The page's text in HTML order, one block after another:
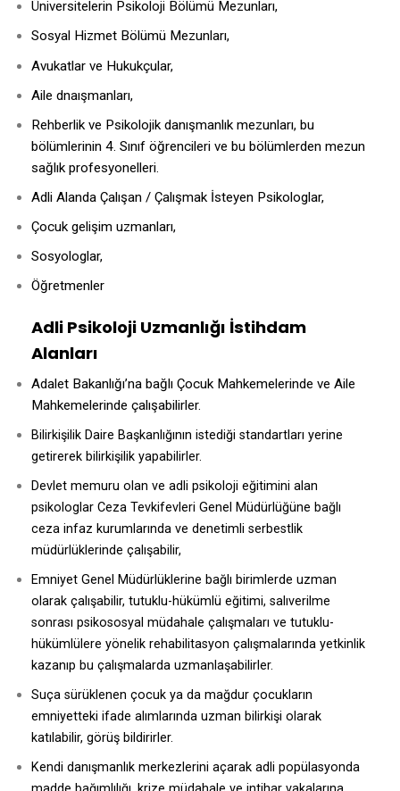
Üniversitelerin Psikoloji Bölümü Mezunları,
Sosyal Hizmet Bölümü Mezunları,
Avukatlar ve Hukukçular,
Aile dnaışmanları,
Rehberlik ve Psikolojik danışmanlık mezunları, bu
bölümlerinin 4. Sınıf öğrencileri ve bu bölümlerden mezun
sağlık profesyonelleri.
Adli Alanda Çalışan / Çalışmak İsteyen Psikologlar,
Çocuk gelişim uzmanları,
Sosyologlar,
Öğretmenler
Adli Psikoloji Uzmanlığı İstihdam
Alanları
Adalet Bakanlığı’na bağlı Çocuk Mahkemelerinde ve Aile
Mahkemelerinde çalışabilirler.
Bilirkişilik Daire Başkanlığının istediği standartları yerine
getirerek bilirkişilik yapabilirler.
Devlet memuru olan ve adli psikoloji eğitimini alan
psikologlar Ceza Tevkifevleri Genel Müdürlüğüne bağlı
ceza infaz kurumlarında ve denetimli serbestlik
müdürlüklerinde çalışabilir,
Emniyet Genel Müdürlüklerine bağlı birimlerde uzman
olarak çalışabilir, tutuklu-hükümlü eğitimi, salıverilme
sonrası psikososyal müdahale çalışmaları ve tutuklu-
hükümlülere yönelik rehabilitasyon çalışmalarında yetkinlik
kazanıp bu çalışmalarda uzmanlaşabilirler.
Suça sürüklenen çocuk ya da mağdur çocukların
emniyetteki ifade alımlarında uzman bilirkişi olarak
katılabilir, görüş bildirirler.
Kendi danışmanlık merkezlerini açarak adli popülasyonda